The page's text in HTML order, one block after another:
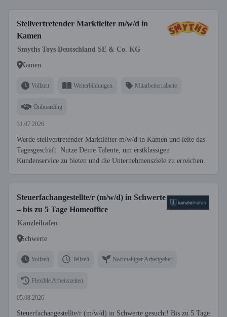
Stellvertretender Marktleiter m/w/d in
Kamen
Smyths Toys Deutschland SE & Co. KG
Kamen
Vollzeit Weiterbildungen Mitarbeiterrabatte
Onboarding
31.07.2026
Werde stellvertretender Marktleiter m/w/d in Kamen und leite das
Tagesgeschäft. Nutze Deine Talente, um erstklassigen
Kundenservice zu bieten und die Unternehmensziele zu erreichen.
Steuerfachangestellte/r (m/w/d) in Schwerte
– bis zu 5 Tage Homeoffice
Kanzleihafen
Schwerte
Vollzeit Teilzeit Nachhaltiger Arbeitgeber
Flexible Arbeitszeiten
05.08.2026
Steuerfachangestellte/r (m/w/d) in Schwerte gesucht! Bis zu 5 Tage